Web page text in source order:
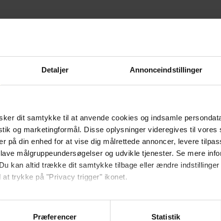
Detaljer Annonceindstillinger
dit samtykke til at anvende cookies og indsamle
og marketingformål. Disse oplysninger videregives til vores
på din enhed for at vise dig målrettede annoncer, levere
målgruppeundersøgelser og udvikle tjenester. Se mere
kan altid trække dit samtykke tilbage eller ændre indstillinger
at trykke på "Privacy trigger" ikonet.
Præferencer Statistik
og isocyanater. Efter gennemført kursus kan du udføre arbejde
fuldt forsvarligt i forhold til både dig selv og dine omgivelser. Du
at vælge og anvende korrekte værnemidler, du lærer at være i
farligt affald og hvordan det skal bortskaffes og meget
små og store mængder epoxy, harpikser og isocyanter.
der er nødvendige for at du kan tilegne dig de kvalifikationer, som
15) om arbejde med stoffer og materialer (kemiske agenser),
kr, hvis du er i AMU målgruppen.